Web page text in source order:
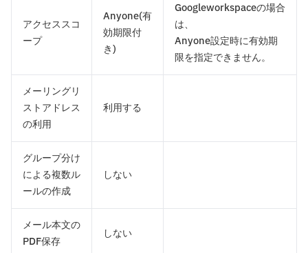
アクセススコ
ープ
Anyone(有
効期限付
き)
Googleworkspaceの場合
は、
Anyone設定時に有効期
限を指定できません。
メーリングリ
ストアドレス
の利用
利用する
グループ分け
による複数ル
ールの作成
しない
メール本文の
PDF保存
しない